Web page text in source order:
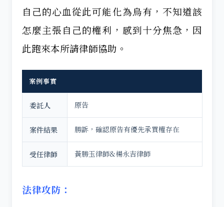
自己的心血從此可能化為烏有，不知道該
怎麼主張自己的權利，感到十分焦急，因
此跑來本所請律師協助。
案例事實
委託人 原告
案件結果 勝訴，確認原告有優先承買權存在
受任律師 黃勝玉律師&楊永吉律師
法律攻防：